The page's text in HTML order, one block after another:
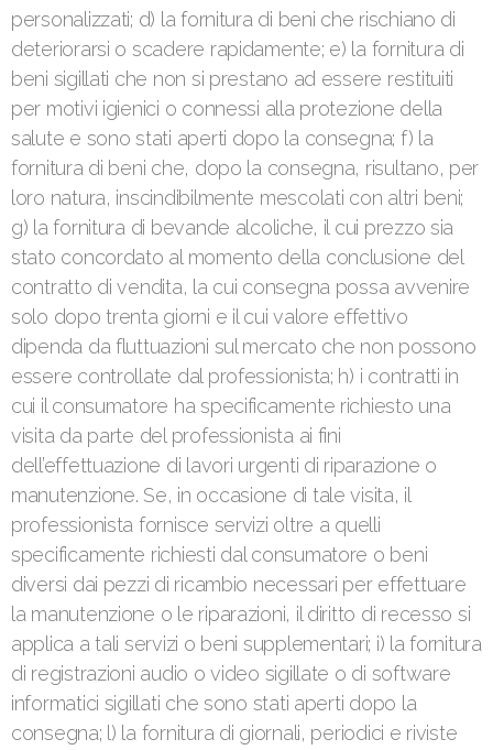
personalizzati; d) la fornitura di beni che rischiano di
deteriorarsi o scadere rapidamente; e) la fornitura di
beni sigillati che non si prestano ad essere restituiti
per motivi igienici o connessi alla protezione della
salute e sono stati aperti dopo la consegna; f) la
fornitura di beni che, dopo la consegna, risultano, per
loro natura, inscindibilmente mescolati con altri beni;
g) la fornitura di bevande alcoliche, il cui prezzo sia
stato concordato al momento della conclusione del
contratto di vendita, la cui consegna possa avvenire
solo dopo trenta giorni e il cui valore effettivo
dipenda da fluttuazioni sul mercato che non possono
essere controllate dal professionista; h) i contratti in
cui il consumatore ha specificamente richiesto una
visita da parte del professionista ai fini
dell’effettuazione di lavori urgenti di riparazione o
manutenzione. Se, in occasione di tale visita, il
professionista fornisce servizi oltre a quelli
specificamente richiesti dal consumatore o beni
diversi dai pezzi di ricambio necessari per effettuare
la manutenzione o le riparazioni, il diritto di recesso si
applica a tali servizi o beni supplementari; i) la fornitura
di registrazioni audio o video sigillate o di software
informatici sigillati che sono stati aperti dopo la
consegna; l) la fornitura di giornali, periodici e riviste